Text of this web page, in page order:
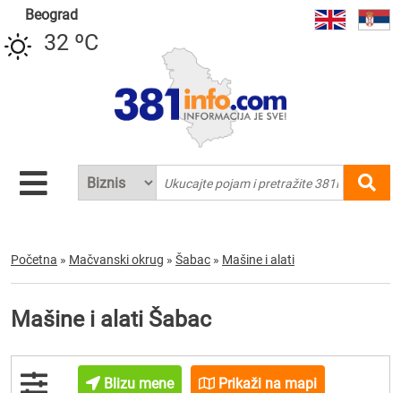
Beograd
32 ºC
Početna » Mačvanski okrug » Šabac » Mašine i alati
Mašine i alati Šabac
Blizu mene Prikaži na mapi